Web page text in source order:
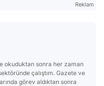
Reklam
okuduktan sonra her zaman
çalıştım. Gazete ve
görev aldıktan sonra